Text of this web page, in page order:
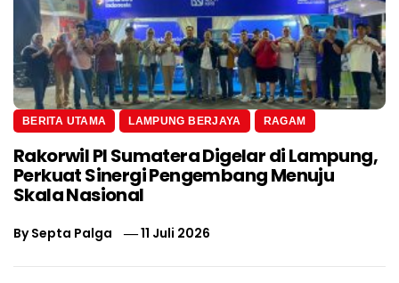
BERITA UTAMA LAMPUNG BERJAYA RAGAM
Rakorwil PI Sumatera Digelar di Lampung,
Perkuat Sinergi Pengembang Menuju
Skala Nasional
BySepta Palga 11 Juli 2026